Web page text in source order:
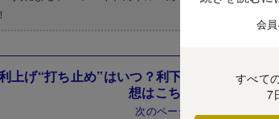
上げ“打ち止め”はいつ？利下げはあるのか？
想はこちら！
次のページ
会
すべて
7